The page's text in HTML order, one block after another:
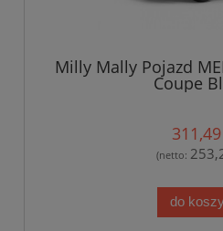
Milly Mally Pojazd
Coupe
311,49
(netto:
do